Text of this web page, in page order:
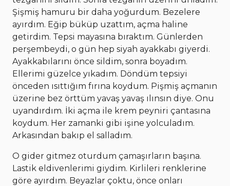
Şişmiş hamuru bir daha yoğurdum. Bezelere
ayırdım. Eğip büküp uzattım, açma haline
getirdim. Tepsi mayasına bıraktım. Günlerden
perşembeydi, o gün hep siyah ayakkabı giyerdi.
Ayakkabılarını önce sildim, sonra boyadım.
Ellerimi güzelce yıkadım. Döndüm tepsiyi
önceden ısıttığım fırına koydum. Pişmiş açmanın
üzerine bez örttüm yavaş yavaş ılınsın diye. Onu
uyandırdım. İki açma ile krem peyniri çantasına
koydum. Her zamanki gibi işine yolculadım.
Arkasından bakıp el salladım.
O gider gitmez oturdum çamaşırların başına.
Lastik eldivenlerimi giydim. Kirlileri renklerine
göre ayırdım. Beyazlar çoktu, önce onları